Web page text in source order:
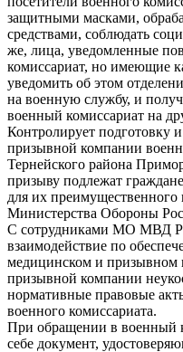
защитными масками,
средствами, соблюдать
же, лица, уведомленные
комиссариат, но имеющие
уведомить об этом
на военную службу, и
военный комиссариат на
Контролирует подготовку
призывной компании
Тернейского района
призыву подлежат
для их
Министерства Обороны
С сотрудниками МО МВД
взаимодействие по
медицинском и призывном
призывной компании
нормативные правовые
военного комиссариата.
При обращении в военный
себе документ,